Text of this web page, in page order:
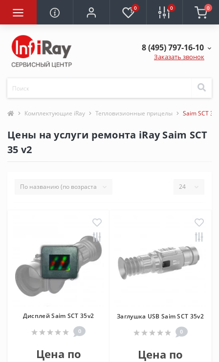
0 0 0
8 (495) 797-16-10
Заказать звонок
Комплектующие iRay Тепловизионные прицелы Saim SCT 35
Цены на услуги ремонта iRay Saim SCT
35 v2
Дисплей Saim SCT 35v2
0
Цена по
Заглушка USB Saim SCT 35v2
0
Цена по